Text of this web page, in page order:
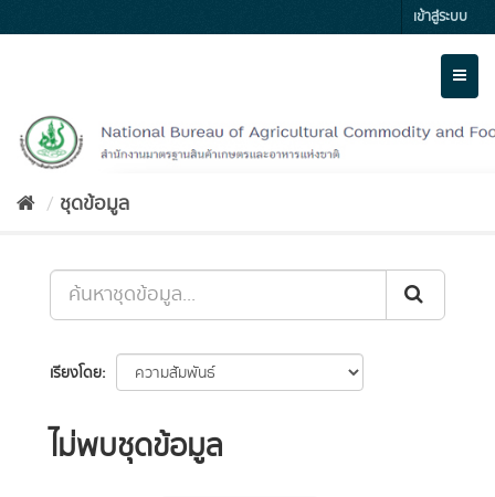
to
เข้าสู่ระบบ
ชุดข้อมูล
เรียงโดย
ไม่พบชุดข้อมูล